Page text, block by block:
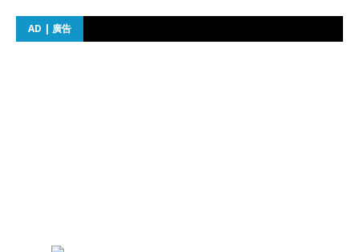
AD | 廣告